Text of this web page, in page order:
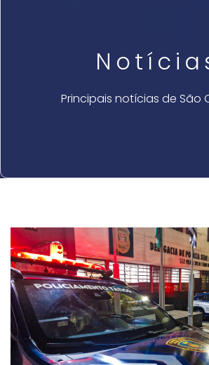
Principais notícias de São